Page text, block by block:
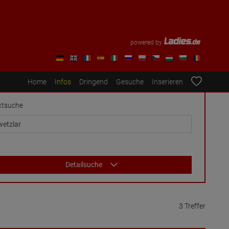
powered by
Home Infos Dringend Gesuche Inserieren
Detailsuche
3 Treffer